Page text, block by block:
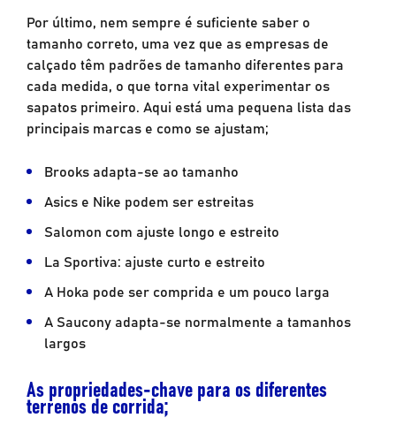
Por último, nem sempre é suficiente saber o
tamanho correto, uma vez que as empresas de
calçado têm padrões de tamanho diferentes para
cada medida, o que torna vital experimentar os
sapatos primeiro. Aqui está uma pequena lista das
principais marcas e como se ajustam;
Brooks adapta-se ao tamanho
Asics e Nike podem ser estreitas
Salomon com ajuste longo e estreito
La Sportiva: ajuste curto e estreito
A Hoka pode ser comprida e um pouco larga
A Saucony adapta-se normalmente a tamanhos
largos
As propriedades-chave para os diferentes
terrenos de corrida;